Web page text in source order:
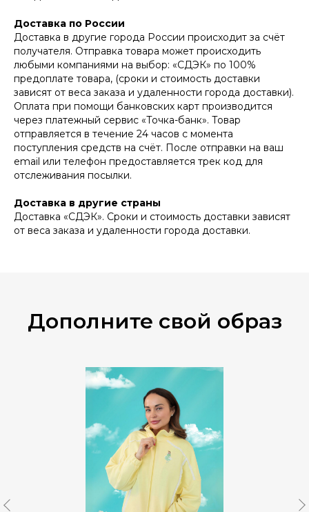
Доставка по России
Доставка в другие города России происходит за счёт
получателя. Отправка товара может происходить
любыми компаниями на выбор: «СДЭК» по 100%
предоплате товара, (сроки и стоимость доставки
зависят от веса заказа и удаленности города доставки).
Оплата при помощи банковских карт производится
через платежный сервис «Точка-банк». Товар
отправляется в течение 24 часов с момента
поступления средств на счёт. После отправки на ваш
email или телефон предоставляется трек код для
отслеживания посылки.
Доставка в другие страны
Доставка «СДЭК». Сроки и стоимость доставки зависят
от веса заказа и удаленности города доставки.
Дополните свой образ